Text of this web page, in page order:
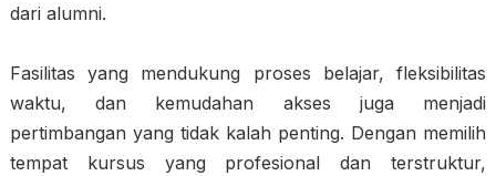
dari alumni.
Fasilitas yang mendukung proses belajar, fleksibilitas
waktu, dan kemudahan akses juga menjadi
pertimbangan yang tidak kalah penting. Dengan memilih
tempat kursus yang profesional dan terstruktur,